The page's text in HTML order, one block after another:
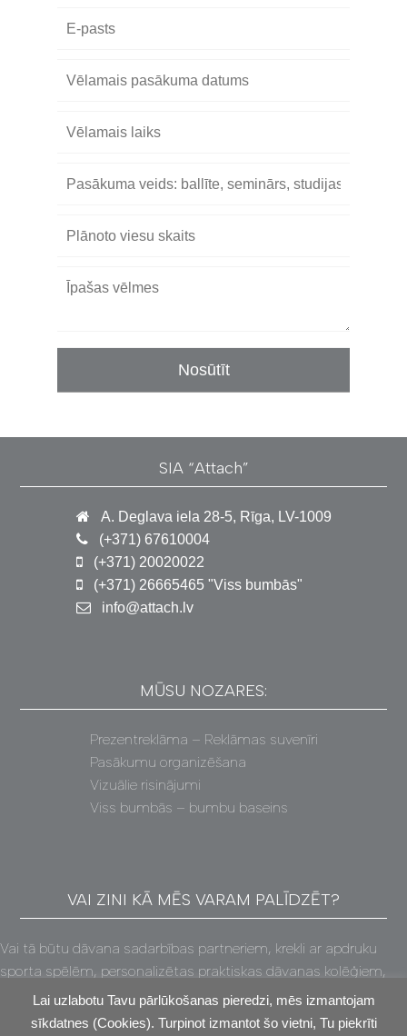
SIA “Attach”
A. Deglava iela 28-5, Rīga, LV-1009
(+371) 67610004
(+371) 20020022
(+371) 26665465 "Viss bumbās"
info@attach.lv
MŪSU NOZARES:
Prezentreklāma – Reklāmas suvenīri
Pasākumu organizēšana
Vizuālie risinājumi
Viss bumbās – bumbu baseins
VAI ZINI KĀ MĒS VARAM PALĪDZĒT?
Vai tā būtu dāvana sadarbības partneriem, krekli ar apdruku
sporta spēlēm, personalizētas praktiskas dāvanas kolēģiem,
Ziemassvētku balle vai saliedēšanās pasākums (un vēl, un vēl!)
– mēs atradīsim risinājumu tavām vajadzībām!
Lai uzlabotu Tavu pārlūkošanas pieredzi, mēs izmantojam
sīkdatnes (Cookies). Turpinot izmantot šo vietni, Tu piekrīti